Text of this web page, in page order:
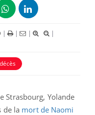
| | |
|
décès
Strasbourg, Yolande
de la mort de Naomi